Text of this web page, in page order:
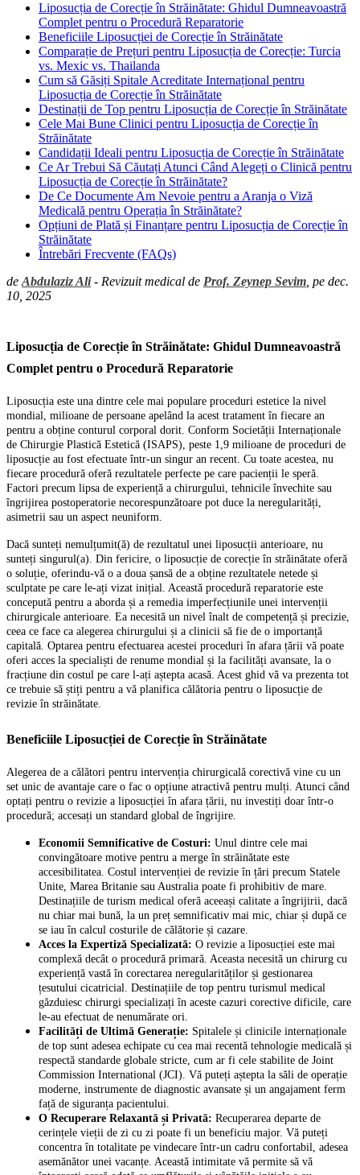
Liposucția de Corecție în Străinătate: Ghidul Dumneavoastră
Complet pentru o Procedură Reparatorie
Beneficiile Liposucției de Corecție în Străinătate
Comparație de Prețuri pentru Liposucția de Corecție: Turcia
vs. Mexic vs. Thailanda
Cum să Găsiți Spitale Acreditate Internațional pentru
Liposucția de Corecție în Străinătate
Destinații de Top pentru Liposucția de Corecție în Străinătate
Cele Mai Bune Clinici pentru Liposucția de Corecție în
Străinătate
Candidații Ideali pentru Liposucția de Corecție în Străinătate
Ce Ar Trebui Să Căutați Atunci Când Alegeți o Clinică pentru
Liposucția de Corecție în Străinătate?
De Ce Documente Am Nevoie pentru a Aranja o Viză
Medicală pentru Operația în Străinătate?
Opțiuni de Plată și Finanțare pentru Liposucția de Corecție în
Străinătate
Întrebări Frecvente (FAQs)
de Abdulaziz Ali- Revizuit medical de Prof. Zeynep Sevim , pe dec.
10, 2025
Liposucția de Corecție în Străinătate: Ghidul Dumneavoastră
Complet pentru o Procedură Reparatorie
Liposucția este una dintre cele mai populare proceduri estetice la nivel
mondial, milioane de persoane apelând la acest tratament în fiecare an
pentru a obține conturul corporal dorit. Conform Societății Internaționale
de Chirurgie Plastică Estetică (ISAPS), peste 1,9 milioane de proceduri de
liposucție au fost efectuate într-un singur an recent. Cu toate acestea, nu
fiecare procedură oferă rezultatele perfecte pe care pacienții le speră.
Factori precum lipsa de experiență a chirurgului, tehnicile învechite sau
îngrijirea postoperatorie necorespunzătoare pot duce la neregularități,
asimetrii sau un aspect neuniform.
Dacă sunteți nemulțumit(ă) de rezultatul unei liposucții anterioare, nu
sunteți singurul(a). Din fericire, o liposucție de corecție în străinătate oferă
o soluție, oferindu-vă o a doua șansă de a obține rezultatele netede și
sculptate pe care le-ați vizat inițial. Această procedură reparatorie este
concepută pentru a aborda și a remedia imperfecțiunile unei intervenții
chirurgicale anterioare. Ea necesită un nivel înalt de competență și precizie,
ceea ce face ca alegerea chirurgului și a clinicii să fie de o importanță
capitală. Optarea pentru efectuarea acestei proceduri în afara țării vă poate
oferi acces la specialiști de renume mondial și la facilități avansate, la o
fracțiune din costul pe care l-ați aștepta acasă. Acest ghid vă va prezenta tot
ce trebuie să știți pentru a vă planifica călătoria pentru o liposucție de
revizie în străinătate.
Beneficiile Liposucției de Corecție în Străinătate
Alegerea de a călători pentru intervenția chirurgicală corectivă vine cu un
set unic de avantaje care o fac o opțiune atractivă pentru mulți. Atunci când
optați pentru o revizie a liposucției în afara țării, nu investiți doar într-o
procedură; accesați un standard global de îngrijire.
Economii Semnificative de Costuri: Unul dintre cele mai
convingătoare motive pentru a merge în străinătate este
accesibilitatea. Costul intervenției de revizie în țări precum Statele
Unite, Marea Britanie sau Australia poate fi prohibitiv de mare.
Destinațiile de turism medical oferă aceeași calitate a îngrijirii, dacă
nu chiar mai bună, la un preț semnificativ mai mic, chiar și după ce
se iau în calcul costurile de călătorie și cazare.
Acces la Expertiză Specializată: O revizie a liposucției este mai
complexă decât o procedură primară. Aceasta necesită un chirurg cu
experiență vastă în corectarea neregularităților și gestionarea
țesutului cicatricial. Destinațiile de top pentru turismul medical
găzduiesc chirurgi specializați în aceste cazuri corective dificile, care
le-au efectuat de nenumărate ori.
Facilități de Ultimă Generație: Spitalele și clinicile internaționale
de top sunt adesea echipate cu cea mai recentă tehnologie medicală și
respectă standarde globale stricte, cum ar fi cele stabilite de Joint
Commission International (JCI). Vă puteți aștepta la săli de operație
moderne, instrumente de diagnostic avansate și un angajament ferm
față de siguranța pacientului.
O Recuperare Relaxantă și Privată: Recuperarea departe de
cerințele vieții de zi cu zi poate fi un beneficiu major. Vă puteți
concentra în totalitate pe vindecare într-un cadru confortabil, adesea
asemănător unei vacanțe. Această intimitate vă permite să vă